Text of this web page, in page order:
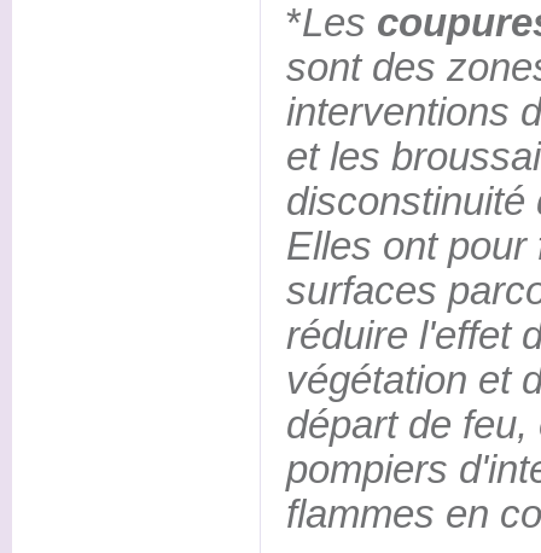
*Les
sont des
interventions
et les
disconstinuité
Elles ont pour
surfaces
réduire l'effet
végétation et
départ de
pompiers
flammes en